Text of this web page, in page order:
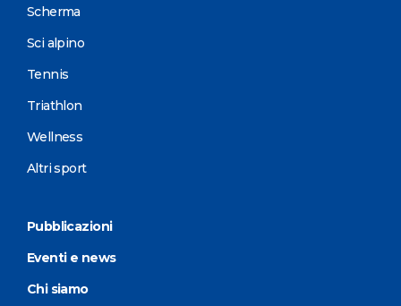
Scherma
Sci alpino
Tennis
Triathlon
Wellness
Altri sport
Pubblicazioni
Eventi e news
Chi siamo